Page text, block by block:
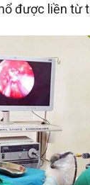
được liền từ